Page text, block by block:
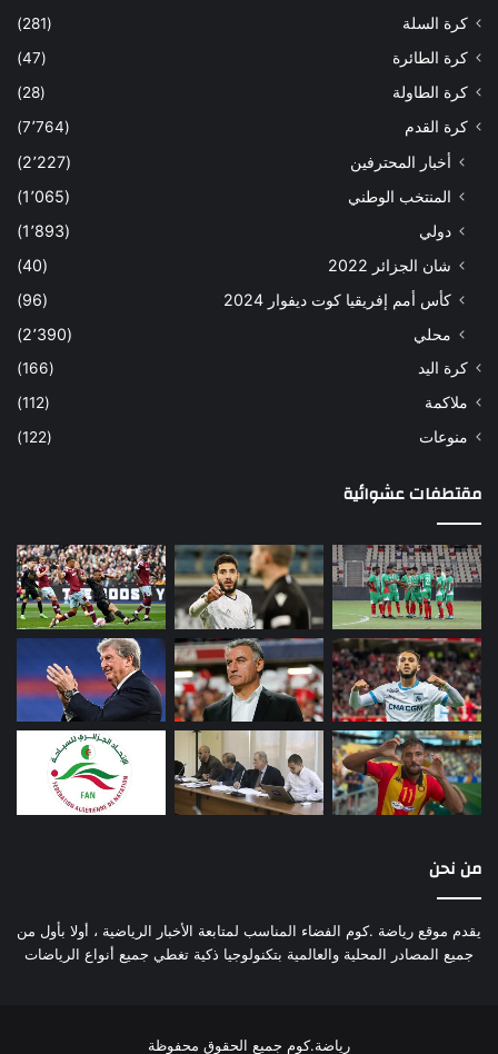
كرة السلة
(281)
كرة الطائرة
(47)
كرة الطاولة
(28)
كرة القدم
(7٬764)
أخبار المحترفين
(2٬227)
المنتخب الوطني
(1٬065)
دولي
(1٬893)
شان الجزائر 2022
(40)
كأس أمم إفريقيا كوت ديفوار 2024
(96)
محلي
(2٬390)
كرة اليد
(166)
ملاكمة
(112)
منوعات
(122)
مقتطفات عشوائية
من نحن
يقدم موقع رياضة .كوم الفضاء المناسب لمتابعة الأخبار الرياضية ، أولا بأول من
جميع المصادر المحلية والعالمية بتكنولوجيا ذكية تغطي جميع أنواع الرياضات
رياضة.كوم جميع الحقوق محفوظة